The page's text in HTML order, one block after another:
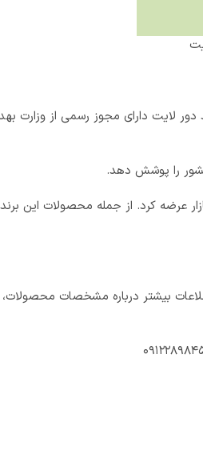
لایت دارای مجوز رسمی از وزارت
را پوشش دهد.
به بازار عرضه کرد. از جمله محصولات
بیشتر درباره مشخصات محصولات،